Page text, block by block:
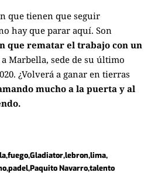
que tienen que seguir
hay que parar aquí. Son
que rematar el trabajo con un
Marbella, sede de su último
¿Volverá a ganar en tierras
mucho a la puerta y al
fuegoGladiatorlebronlima
padelPaquito Navarrotalento